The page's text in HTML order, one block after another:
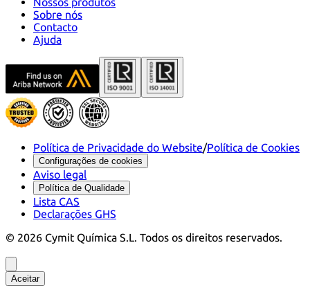
Sobre nós
Contacto
Ajuda
Política de Privacidade do Website/Política de Cookies
Configurações de cookies
Aviso legal
Política de Qualidade
Lista CAS
Declarações GHS
© 2026 Cymit Química S.L. Todos os direitos reservados.
Aceitar